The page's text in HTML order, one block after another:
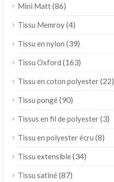
Mini Matt(86)
Tissu Memroy(4)
Tissu en nylon (39)
Tissu Oxford (163)
Tissu en coton polyester(22)
Tissu pongé(90)
Tissus en fil de polyester(3)
Tissu en polyester écru (8)
Tissu extensible(34)
Tissu satiné(87)